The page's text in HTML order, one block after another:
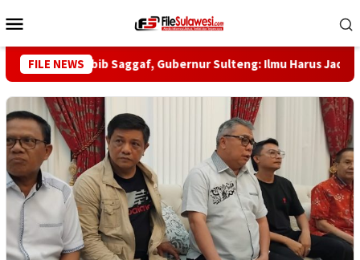
ke
Mobile
FILE NEWS
ke-5 Habib Saggaf, Gubernur Sulteng: Ilmu Harus Jadi